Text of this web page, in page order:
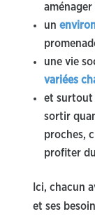
aménager
un
une vie
variées
et surtout
sortir
proches,
profiter
Ici, chacun
et ses